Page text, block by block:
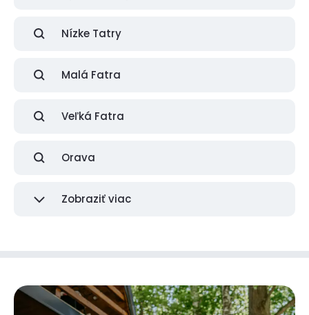
Nízke Tatry
Malá Fatra
Veľká Fatra
Orava
Zobraziť viac